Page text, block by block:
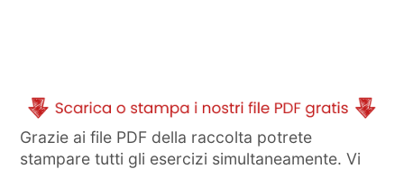
Grazie ai file PDF della raccolta potrete
stampare tutti gli esercizi simultaneamente. Vi